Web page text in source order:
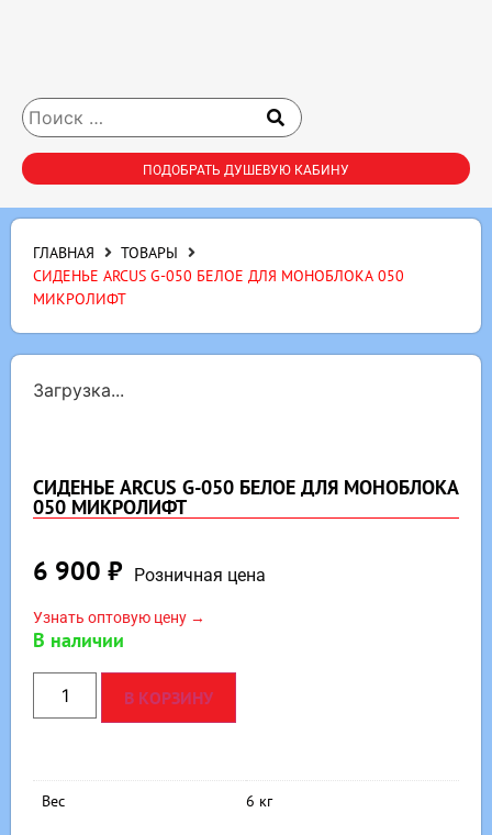
ПОДОБРАТЬ ДУШЕВУЮ КАБИНУ
ГЛАВНАЯ
ТОВАРЫ
СИДЕНЬЕ ARCUS G-050 БЕЛОЕ ДЛЯ МОНОБЛОКА 050
МИКРОЛИФТ
Загрузка...
СИДЕНЬЕ ARCUS G-050 БЕЛОЕ ДЛЯ МОНОБЛОКА
050 МИКРОЛИФТ
6 900 ₽ Розничная цена
Узнать оптовую цену →
В наличии
В КОРЗИНУ
Вес 6 кг